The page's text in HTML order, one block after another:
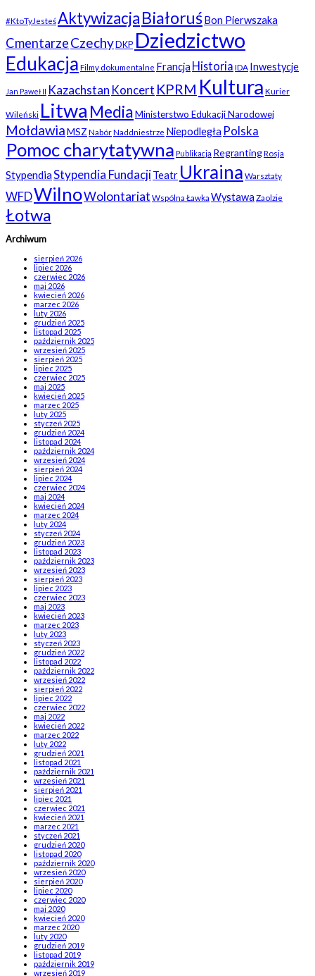
#KtoTyJesteśAktywizacjaBiałoruśBon Pierwszaka
CmentarzeCzechyDKP Dziedzictwo
Edukacja Filmy dokumentalne Francja Historia IDA Inwestycje
Jan Paweł II Kazachstan Koncert KPRM Kultura Kurier
Wileński Litwa MediaMinisterstwo Edukacji Narodowej
MołdawiaMSZ NabórNaddniestrze Niepodległa Polska
Pomoc charytatywna Publikacja RegrantingRosja
StypendiaStypendia FundacjiTeatr Ukraina Warsztaty
WFDWilnoWolontariat Wspólna Ławka Wystawa Zaolzie
Łotwa
Archiwum
sierpień 2026
lipiec 2026
czerwiec 2026
maj 2026
kwiecień 2026
marzec 2026
luty 2026
grudzień 2025
listopad 2025
październik 2025
wrzesień 2025
sierpień 2025
lipiec 2025
czerwiec 2025
maj 2025
kwiecień 2025
marzec 2025
luty 2025
styczeń 2025
grudzień 2024
listopad 2024
październik 2024
wrzesień 2024
sierpień 2024
lipiec 2024
czerwiec 2024
maj 2024
kwiecień 2024
marzec 2024
luty 2024
styczeń 2024
grudzień 2023
listopad 2023
październik 2023
wrzesień 2023
sierpień 2023
lipiec 2023
czerwiec 2023
maj 2023
kwiecień 2023
marzec 2023
luty 2023
styczeń 2023
grudzień 2022
listopad 2022
październik 2022
wrzesień 2022
sierpień 2022
lipiec 2022
czerwiec 2022
maj 2022
kwiecień 2022
marzec 2022
luty 2022
grudzień 2021
listopad 2021
październik 2021
wrzesień 2021
sierpień 2021
lipiec 2021
czerwiec 2021
kwiecień 2021
marzec 2021
styczeń 2021
grudzień 2020
listopad 2020
październik 2020
wrzesień 2020
sierpień 2020
lipiec 2020
czerwiec 2020
maj 2020
kwiecień 2020
marzec 2020
luty 2020
grudzień 2019
listopad 2019
październik 2019
wrzesień 2019